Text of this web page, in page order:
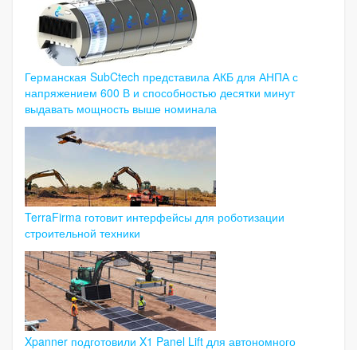
Германская SubCtech представила АКБ для АНПА с
напряжением 600 В и способностью десятки минут
выдавать мощность выше номинала
TerraFirma готовит интерфейсы для роботизации
строительной техники
Xpanner подготовили X1 Panel Lift для автономного